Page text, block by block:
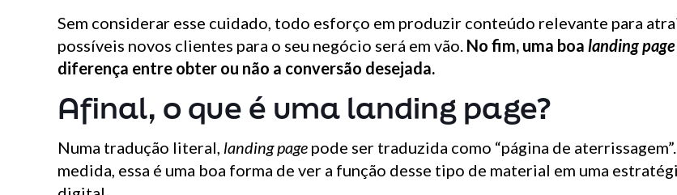
Sem considerar esse cuidado, todo esforço em produzir conteúdo relevante para
possíveis novos clientes para o seu negócio será em vão. No fim, uma boalanding page
diferença entre obter ou não a conversão desejada.
Afinal, o que é uma landing page?
Numa tradução literal, landing page pode ser traduzida como “página de
medida, essa é uma boa forma de ver a função desse tipo de material em uma